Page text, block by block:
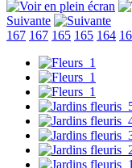
Suivante
167 167 165 165 164